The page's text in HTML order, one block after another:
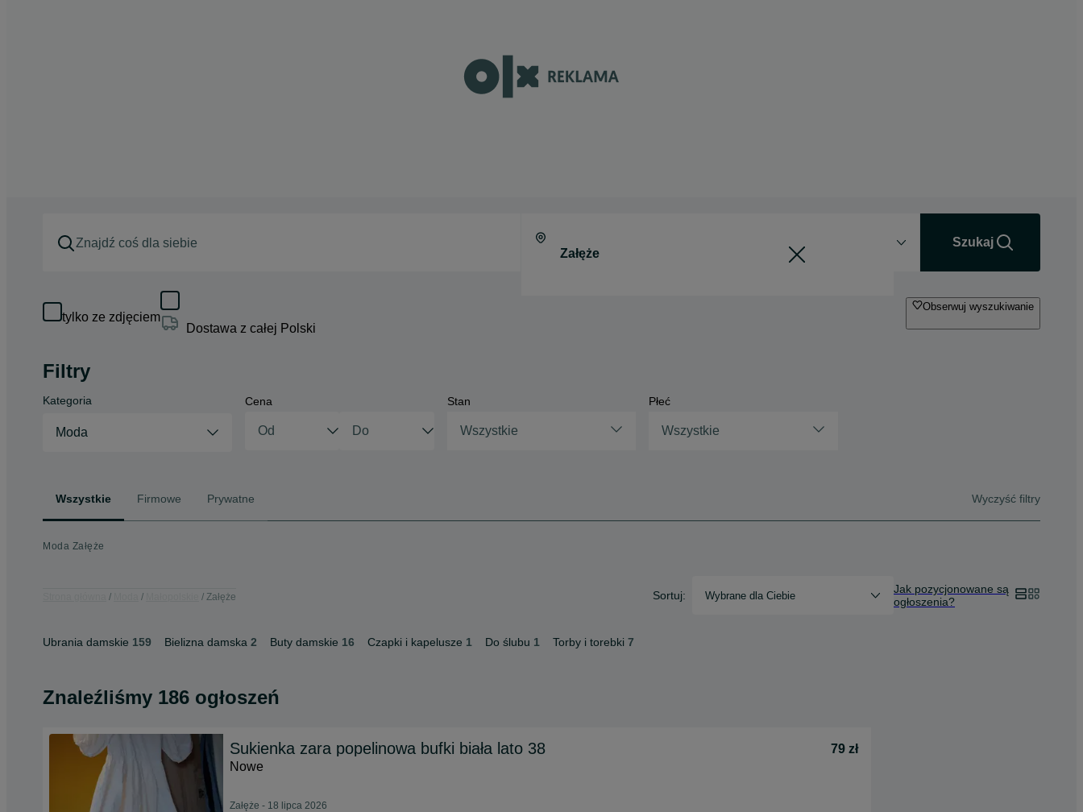
Szukaj
tylko ze zdjęciem
Dostawa z całej Polski
Obserwuj wyszukiwanie
Filtry
Kategoria
Moda
Cena Stan
Wszystkie
Płeć
Wszystkie
Wszystkie Firmowe Prywatne Wyczyść filtry
Moda Załęże
Załęże Sortuj: Wybrane dla Ciebie
Jak pozycjonowane są
ogłoszenia?
Ubrania damskie 159 Bielizna damska 2 Buty damskie 16 Czapki i kapelusze 1 Do ślubu 1 Torby i torebki 7
Znaleźliśmy 186 ogłoszeń
Sukienka zara popelinowa bufki biała lato 38
79 zł
Nowe
Załęże - 18 lipca 2026